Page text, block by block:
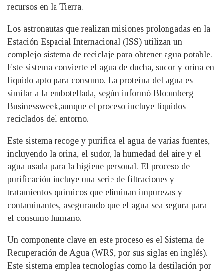
recursos en la Tierra.
Los astronautas que realizan misiones prolongadas en la
Estación Espacial Internacional (ISS) utilizan un
complejo sistema de reciclaje para obtener agua potable.
Este sistema convierte el agua de ducha, sudor y orina en
líquido apto para consumo. La proteína del agua es
similar a la embotellada, según informó Bloomberg
Businessweek,aunque el proceso incluye líquidos
reciclados del entorno.
Este sistema recoge y purifica el agua de varias fuentes,
incluyendo la orina, el sudor, la humedad del aire y el
agua usada para la higiene personal. El proceso de
purificación incluye una serie de filtraciones y
tratamientos químicos que eliminan impurezas y
contaminantes, asegurando que el agua sea segura para
el consumo humano.
Un componente clave en este proceso es el Sistema de
Recuperación de Agua (WRS, por sus siglas en inglés).
Este sistema emplea tecnologías como la destilación por